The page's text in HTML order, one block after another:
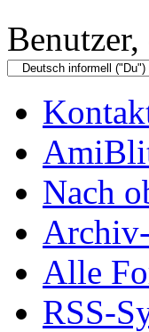
Benutzer,
Nach
Alle
RSS-